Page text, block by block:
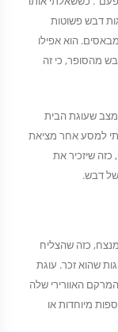
דבש פשוטות
הוא אפילו
מהסופר, כי זה
שעוגת הבית
למסע אחר מציאת
כזה שיזכיר את
של דבש.
כזה שהצליח
שהוא זכר. עוגת
האוורירי שלה
מיוחדות או